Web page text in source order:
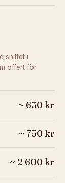
snittet i
offert för
~ 630 kr
~ 750 kr
~ 2 600 kr